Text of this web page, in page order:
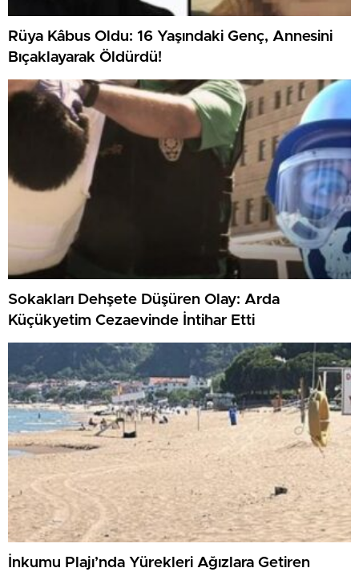
Rüya Kâbus Oldu: 16 Yaşındaki Genç, Annesini
Bıçaklayarak Öldürdü!
Sokakları Dehşete Düşüren Olay: Arda
Küçükyetim Cezaevinde İntihar Etti
İnkumu Plajı’nda Yürekleri Ağızlara Getiren